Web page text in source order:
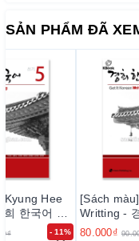
cho khách hàng.
– Quý khách được
III. PHƯƠNG THỨC
1. Khi đặt hàng tại
được đảm bảo sử dụng
nhanh chóng, theo dõi
2. Sách được gửi
3. Thời gian giao
khu vực, vùng
SẢN PHẨM ĐÃ
- 11%
Kyung Hee
한국어 쓰
[Sách
Writting -
기 5
80.000₫